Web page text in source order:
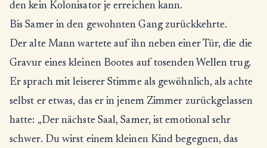
den kein Kolonisator je erreichen kann.
Bis Samer in den gewohnten Gang zurückkehrte.
Der alte Mann wartete auf ihn neben einer Tür, die die
Gravur eines kleinen Bootes auf tosenden Wellen trug.
Er sprach mit leiserer Stimme als gewöhnlich, als achte
selbst er etwas, das er in jenem Zimmer zurückgelassen
hatte: „Der nächste Saal, Samer, ist emotional sehr
schwer. Du wirst einem kleinen Kind begegnen, das